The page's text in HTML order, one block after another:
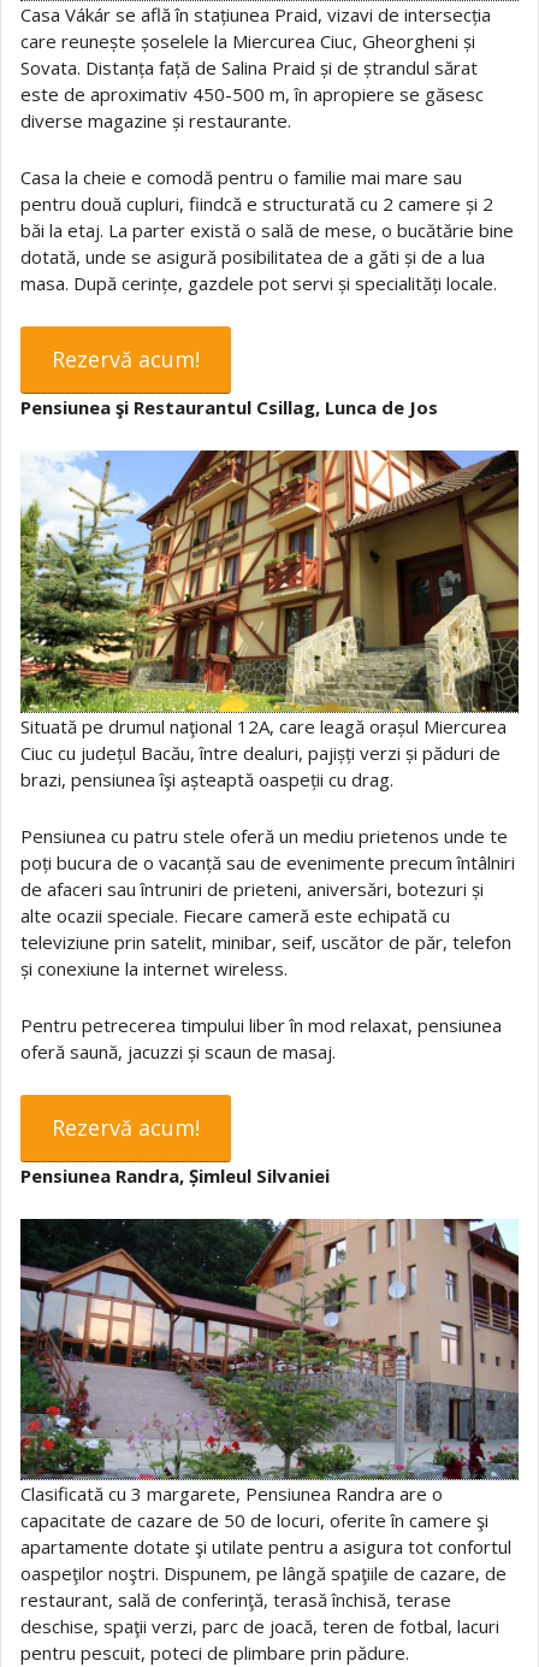
Casa Vákár se află în stațiunea Praid, vizavi de intersecția
care reunește șoselele la Miercurea Ciuc, Gheorgheni și
Sovata. Distanța față de Salina Praid și de ștrandul sărat
este de aproximativ 450-500 m, în apropiere se găsesc
diverse magazine și restaurante.
Casa la cheie e comodă pentru o familie mai mare sau
pentru două cupluri, fiindcă e structurată cu 2 camere și 2
băi la etaj. La parter există o sală de mese, o bucătărie bine
dotată, unde se asigură posibilitatea de a găti și de a lua
masa. După cerințe, gazdele pot servi și specialități locale.
Rezervă acum!
Pensiunea şi Restaurantul Csillag, Lunca de Jos
Situată pe drumul naţional 12A, care leagă orașul Miercurea
Ciuc cu județul Bacău, între dealuri, pajișți verzi și păduri de
brazi, pensiunea îşi așteaptă oaspeții cu drag.
Pensiunea cu patru stele oferă un mediu prietenos unde te
poți bucura de o vacanță sau de evenimente precum întâlniri
de afaceri sau întruniri de prieteni, aniversări, botezuri și
alte ocazii speciale. Fiecare cameră este echipată cu
televiziune prin satelit, minibar, seif, uscător de păr, telefon
și conexiune la internet wireless.
Pentru petrecerea timpului liber în mod relaxat, pensiunea
oferă saună, jacuzzi și scaun de masaj.
Rezervă acum!
Pensiunea Randra, Șimleul Silvaniei
Clasificată cu 3 margarete, Pensiunea Randra are o
capacitate de cazare de 50 de locuri, oferite în camere şi
apartamente dotate şi utilate pentru a asigura tot confortul
oaspeţilor noştri. Dispunem, pe lângă spaţiile de cazare, de
restaurant, sală de conferinţă, terasă închisă, terase
deschise, spaţii verzi, parc de joacă, teren de fotbal, lacuri
pentru pescuit, poteci de plimbare prin pădure.